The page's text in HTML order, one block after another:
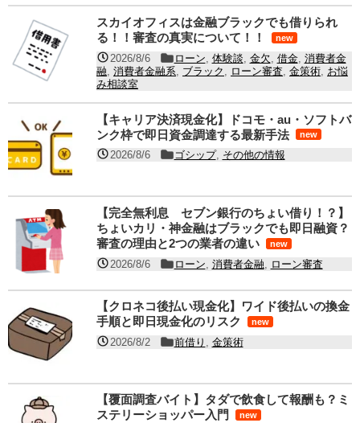
スカイオフィスは金融ブラックでも借りられ
る！！審査の真実について！！
new
2026/8/6 ローン 体験談 金欠 借金, 消費者金
融 消費者金融系 ブラック ローン審査 金策術 お悩
み相談室
【キャリア決済現金化】ドコモ・au・ソフトバ
ンク枠で即日資金調達する最新手法
new
2026/8/6 ゴシップ, その他の情報
【完全無利息 セブン銀行のちょい借り！？】
ちょいカリ・神金融はブラックでも即日融資？
審査の理由と2つの業者の違い
new
2026/8/6 ローン 消費者金融 ローン審査
【クロネコ後払い現金化】ワイド後払いの換金
手順と即日現金化のリスク
new
2026/8/2 前借り 金策術
【覆面調査バイト】タダで飲食して報酬も？ミ
ステリーショッパー入門
new